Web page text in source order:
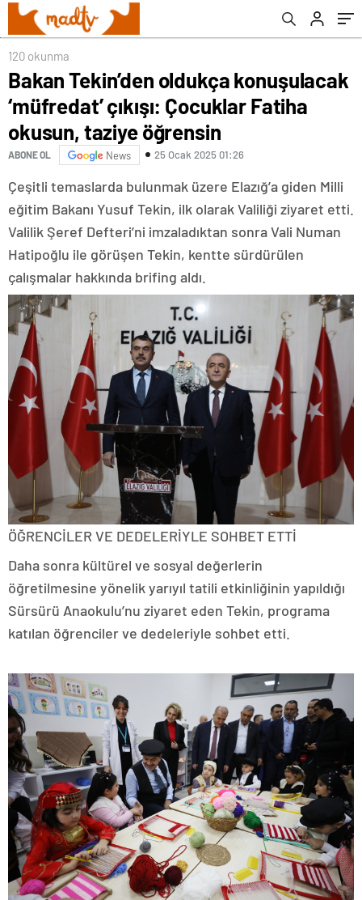
taziye öğrensin
120 okunma
Bakan Tekin’den oldukça konuşulacak
‘müfredat’ çıkışı: Çocuklar Fatiha
okusun, taziye öğrensin
ABONE OL News 25 Ocak 2025 01:26
Çeşitli temaslarda bulunmak üzere Elazığ’a giden Milli
eğitim Bakanı Yusuf Tekin, ilk olarak Valiliği ziyaret etti.
Valilik Şeref Defteri’ni imzaladıktan sonra Vali Numan
Hatipoğlu ile görüşen Tekin, kentte sürdürülen
çalışmalar hakkında brifing aldı.
ÖĞRENCİLER VE DEDELERİYLE SOHBET ETTİ
Daha sonra kültürel ve sosyal değerlerin
öğretilmesine yönelik yarıyıl tatili etkinliğinin yapıldığı
Sürsürü Anaokulu’nu ziyaret eden Tekin, programa
katılan öğrenciler ve dedeleriyle sohbet etti.